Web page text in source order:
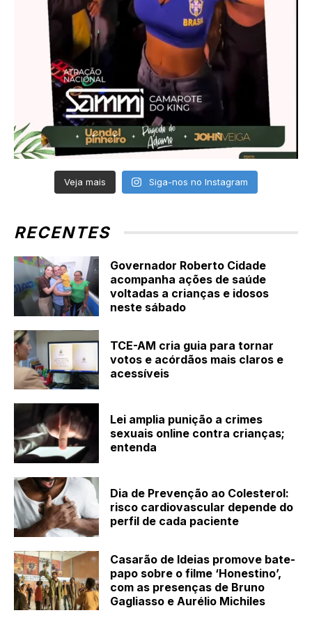
Veja mais Siga-nos no Instagram
RECENTES
Governador Roberto Cidade
acompanha ações de saúde
voltadas a crianças e idosos
neste sábado
TCE-AM cria guia para tornar
votos e acórdãos mais claros e
acessíveis
Lei amplia punição a crimes
sexuais online contra crianças;
entenda
Dia de Prevenção ao Colesterol:
risco cardiovascular depende do
perfil de cada paciente
Casarão de Ideias promove bate-
papo sobre o filme ‘Honestino’,
com as presenças de Bruno
Gagliasso e Aurélio Michiles